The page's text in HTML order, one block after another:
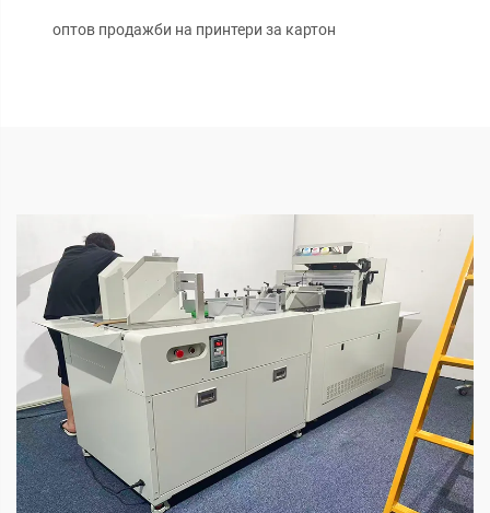
оптов продажби на принтери за картон